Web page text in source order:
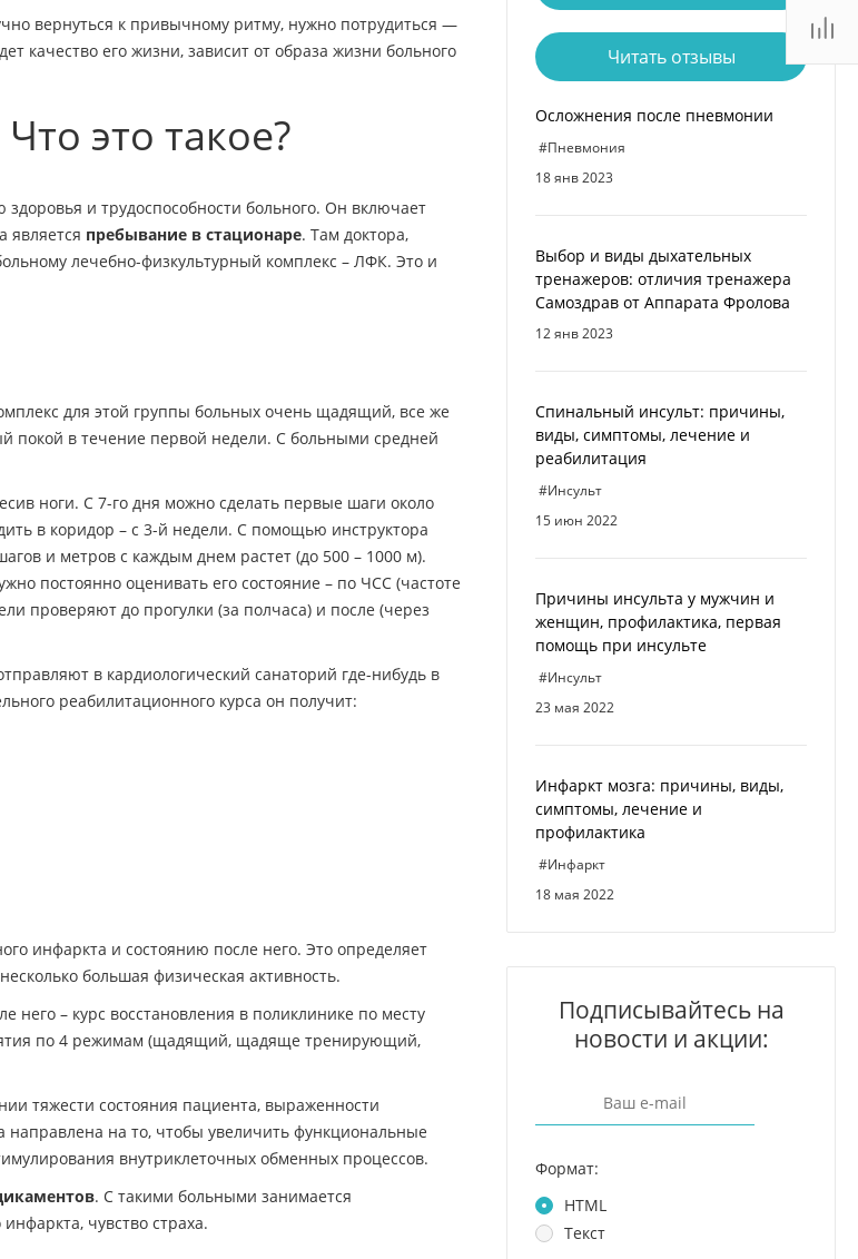
Читать отзывы
Осложнения после пневмонии
#Пневмония
18 янв 2023
Выбор и виды дыхательных
тренажеров: отличия тренажера
Cамоздрав от Аппарата Фролова
12 янв 2023
Спинальный инсульт: причины,
виды, симптомы, лечение и
реабилитация
#Инсульт
15 июн 2022
Причины инсульта у мужчин и
женщин, профилактика, первая
помощь при инсульте
#Инсульт
23 мая 2022
Инфаркт мозга: причины, виды,
симптомы, лечение и
профилактика
#Инфаркт
18 мая 2022
Подписывайтесь на
новости и акции:
Формат:
HTML
Текст
вернуться к привычному ритму, нужно потрудиться —
качество его жизни, зависит от образа жизни больного
это такое?
и трудоспособности больного. Он включает
является пребывание в стационаре. Там доктора,
лечебно-физкультурный комплекс – ЛФК. Это и
для этой группы больных очень щадящий, все же
покой в течение первой недели. С больными средней
ноги. С 7-го дня можно сделать первые шаги около
в коридор – с 3-й недели. С помощью инструктора
и метров с каждым днем растет (до 500 – 1000 м).
постоянно оценивать его состояние – по ЧСС (частоте
проверяют до прогулки (за полчаса) и после (через
в кардиологический санаторий где-нибудь в
реабилитационного курса он получит:
инфаркта и состоянию после него. Это определяет
большая физическая активность.
него – курс восстановления в поликлинике по месту
по 4 режимам (щадящий, щадяще тренирующий,
тяжести состояния пациента, выраженности
на то, чтобы увеличить функциональные
внутриклеточных обменных процессов.
. С такими больными занимается
чувство страха.